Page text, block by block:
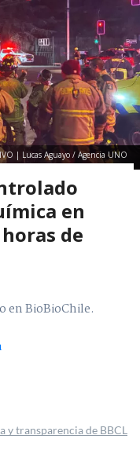
| Lucas Aguayo / Agencia UNO
en
de
en BioBioChile.
y transparencia de BBCL